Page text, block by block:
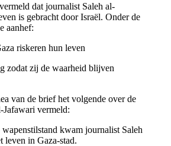
dat journalist Saleh al-
is gebracht door Israël. Onder de
aanhef:
riskeren hun leven
zodat zij de waarheid blijven
van de brief het volgende over de
Jafawari vermeld:
kwam journalist Saleh
leven in Gaza-stad.